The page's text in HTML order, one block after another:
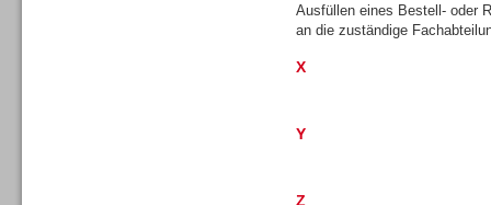
Ausfüllen eines Bestell- oder
an die zuständige
X
Y
Z